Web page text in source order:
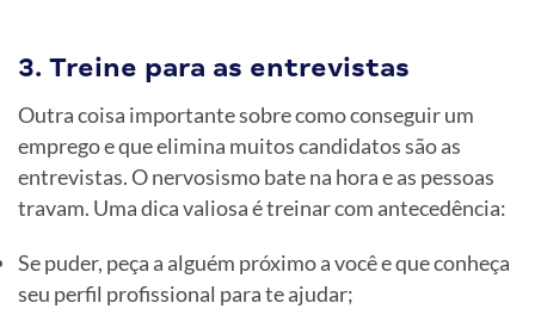
3. Treine para as entrevistas
Outra coisa importante sobre como conseguir um
emprego e que elimina muitos candidatos são as
entrevistas. O nervosismo bate na hora e as pessoas
travam. Uma dica valiosa é treinar com antecedência:
Se puder, peça a alguém próximo a você e que conheça
seu perfil profissional para te ajudar;